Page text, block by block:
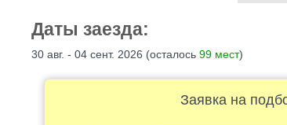
Даты заезда:
30 авг. - 04 сент. 2026 (осталось 99 мест)
Заявка на